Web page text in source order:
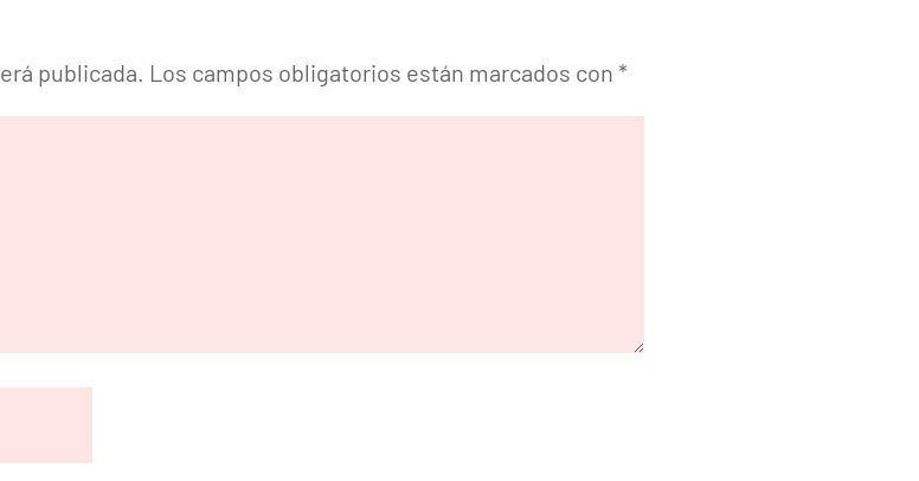
publicada. Los campos obligatorios están marcados con *